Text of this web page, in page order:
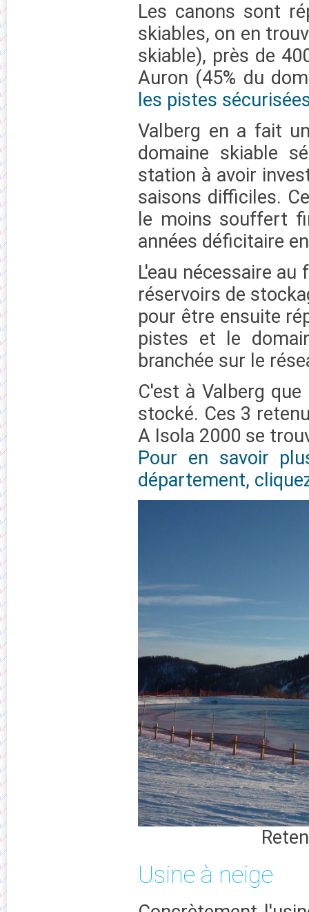
Les canons sont
skiables, on en
skiable), près de
Auron (45% du
les pistes
Valberg en a fait
domaine skiable
station à avoir
saisons difficiles.
le moins souffert
années déficitaire
L'eau nécessaire
réservoirs de
pour être ensuite
pistes et le
branchée sur le
C'est à Valberg
stocké. Ces 3
A Isola 2000 se
Pour en savoir
département,
Usine à neige